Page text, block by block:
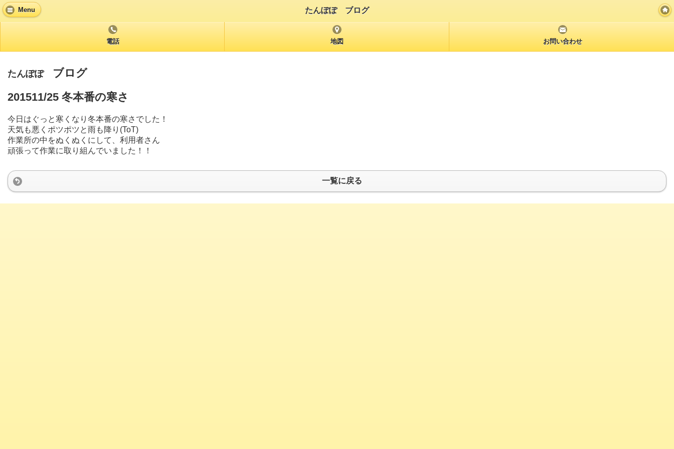
Menu たんぽぽ ブログ
電話 地図 お問い合わせ
たんぽぽ ブログ
201511/25 冬本番の寒さ
今日はぐっと寒くなり冬本番の寒さでした！
天気も悪くポツポツと雨も降り(ToT)
作業所の中をぬくぬくにして、利用者さん
頑張って作業に取り組んでいました！！
一覧に戻る